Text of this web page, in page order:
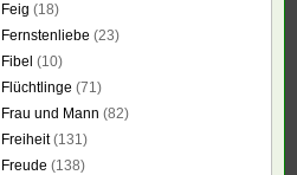
Feig (18)
Fernstenliebe (23)
Fibel (10)
Flüchtlinge (71)
Frau und Mann (82)
Freiheit(131)
Freude (138)